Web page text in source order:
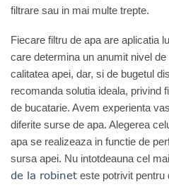
filtrare sau in mai multe trepte.
Fiecare filtru de apa are aplicatia
care determina un anumit nivel
calitatea apei, dar, si de bugetul
recomanda solutia ideala, privind
de bucatarie. Avem experienta
diferite surse de apa. Alegerea
apa se realizeaza in functie de
sursa apei. Nu intotdeauna cel
de la robinet este potrivit pentru